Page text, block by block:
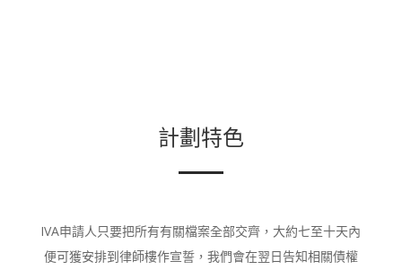
計劃特色
IVA申請人只要把所有有關檔案全部交齊，大約七至十天內
便可獲安排到律師樓作宣誓，我們會在翌日告知相關債權